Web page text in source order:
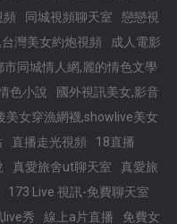
頻 同城視頻聊天室
戀戀視
灣美女約炮視頻
成人電影
市同城情人網,麗的情色文學
色小說
國外視訊美女,影音
美女穿漁網襪,showlive美女
直播走光視頻
18直播
真愛旅舍ut聊天室
真愛旅
173 Live 視訊-免費聊天室
live秀 線上a片直播 免費女